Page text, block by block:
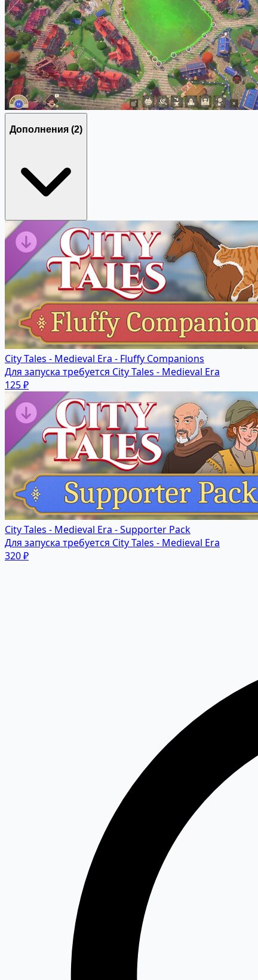
Дополнения (2)
City Tales - Medieval Era - Fluffy Companions
Для запуска требуется City Tales - Medieval Era
125 ₽
City Tales - Medieval Era - Supporter Pack
Для запуска требуется City Tales - Medieval Era
320 ₽